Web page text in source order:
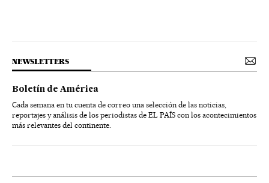
NEWSLETTERS
Boletín de América
Cada semana en tu cuenta de correo una selección de las noticias,
reportajes y análisis de los periodistas de EL PAÍS con los acontecimientos
más relevantes del continente.